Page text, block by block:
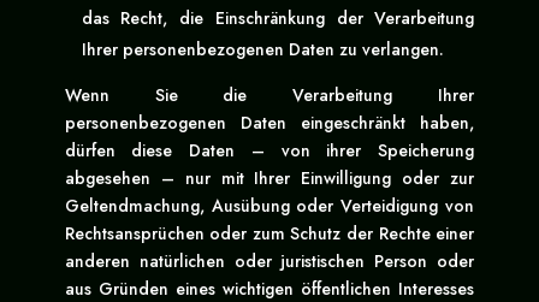
das Recht, die Einschränkung der Verarbeitung
Ihrer personenbezogenen Daten zu verlangen.
Wenn Sie die Verarbeitung Ihrer
personenbezogenen Daten eingeschränkt haben,
dürfen diese Daten – von ihrer Speicherung
abgesehen – nur mit Ihrer Einwilligung oder zur
Geltendmachung, Ausübung oder Verteidigung von
Rechtsansprüchen oder zum Schutz der Rechte einer
anderen natürlichen oder juristischen Person oder
aus Gründen eines wichtigen öffentlichen Interesses